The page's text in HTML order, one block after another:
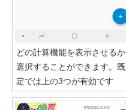
どの計算機能を表示させるか
選択することができます。既
定では上の3つが有効です